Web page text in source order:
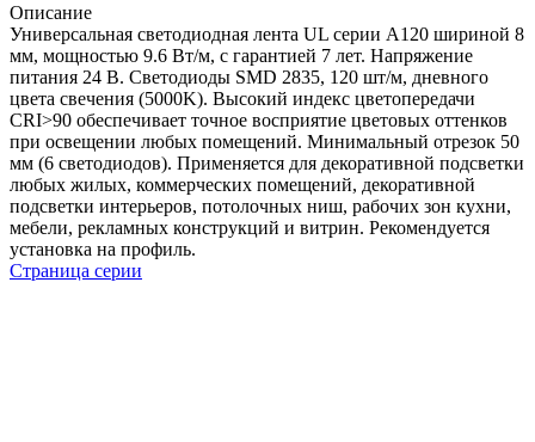
Описание
Универсальная светодиодная лента UL серии A120 шириной 8
мм, мощностью 9.6 Вт/м, с гарантией 7 лет. Напряжение
питания 24 В. Светодиоды SMD 2835, 120 шт/м, дневного
цвета свечения (5000K). Высокий индекс цветопередачи
CRI>90 обеспечивает точное восприятие цветовых оттенков
при освещении любых помещений. Минимальный отрезок 50
мм (6 светодиодов). Применяется для декоративной подсветки
любых жилых, коммерческих помещений, декоративной
подсветки интерьеров, потолочных ниш, рабочих зон кухни,
мебели, рекламных конструкций и витрин. Рекомендуется
установка на профиль.
Страница серии